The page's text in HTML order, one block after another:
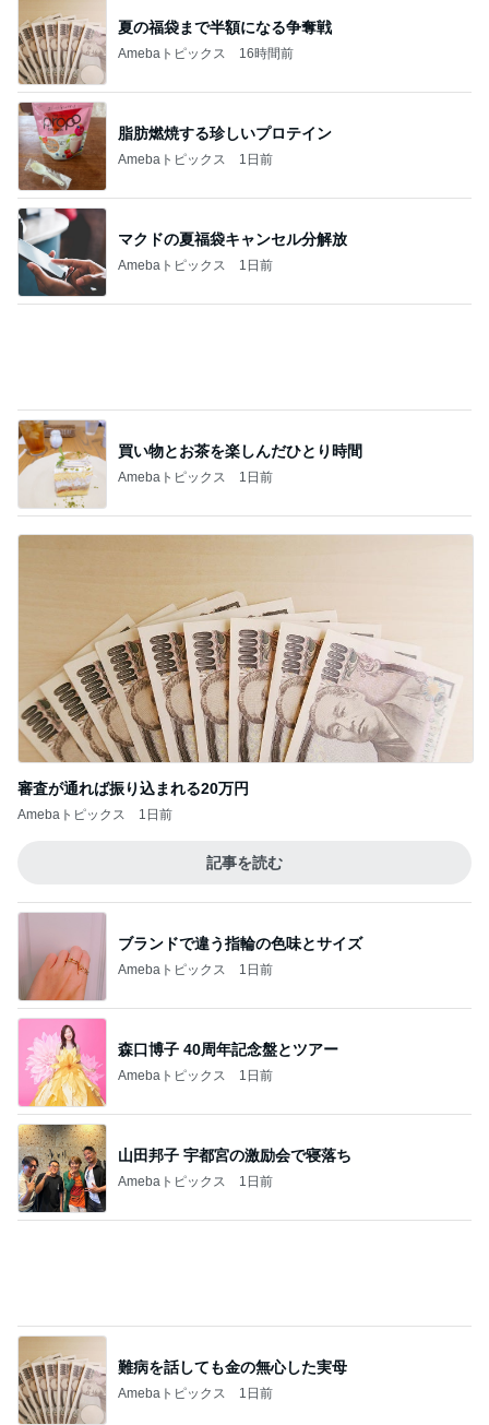
ブランドで違う指輪の色味とサイズ
Amebaトピックス 1日前
森口博子 40周年記念盤とツアー
Amebaトピックス 1日前
山田邦子 宇都宮の激励会で寝落ち
Amebaトピックス 1日前
買うか悩んで朝を迎えたら完売
Amebaトピックス 1日前
記事を読む
Amebaトピックス 14時間前
ジャンル人気記事ランキング
試験・資格
1
【中学１年生・支援級】今月の全県模試とパ
中学卒業後はど〜しよっかな？刑事ドラマ好きママ
の日常♪♪
2
カラリスト中塚陽子のブログ
社労士試験合格者のお気楽日記（社労士試験問題演